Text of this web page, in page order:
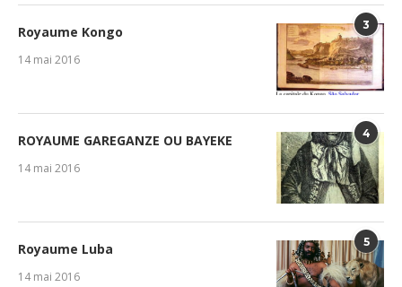
3
Royaume Kongo
14 mai 2016
4
ROYAUME GAREGANZE OU BAYEKE
14 mai 2016
5
Royaume Luba
14 mai 2016